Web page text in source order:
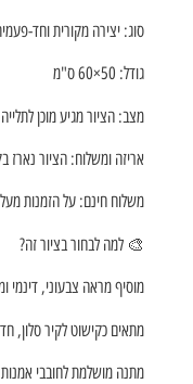
סוג: יצירה מקורית וחד-
גודל: 50×60 ס"מ
מצב: הציור מגיע מוכן לתלייה
אריזה ומשלוח: הציור
משלוח חינם: על הזמנות מעל 300 ש"ח
🎨 למה לבחור בציור זה?
מוסיף מראה צבעוני, דינמי
מתאים כקישוט לקיר סלון,
מתנה מושלמת לחובבי אמנות